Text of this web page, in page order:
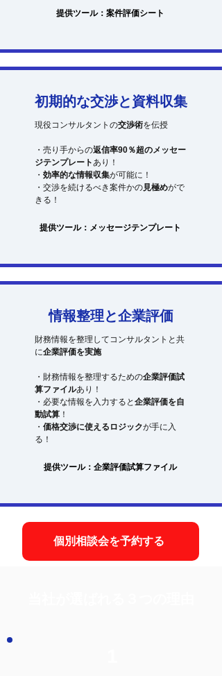
提供ツール：案件評価シート
初期的な交渉と資料収集
現役コンサルタントの交渉術を伝授
・売り手からの返信率90％超のメッセー
ジテンプレートあり！
・ 効率的な情報収集が可能に！
・交渉を続けるべき案件かの見極めがで
きる！
提供ツール：メッセージテンプレート
情報整理と企業評価
財務情報を整理してコンサルタントと共
に企業評価を実施
・財務情報を整理するための企業評価試
算ファイルあり！
・必要な情報を入力すると 企業評価を自
動試算 ！
​・ 価格交渉に使えるロジックが手に入
る！
提供ツール：企業評価試算ファイル
個別相談会を予約する